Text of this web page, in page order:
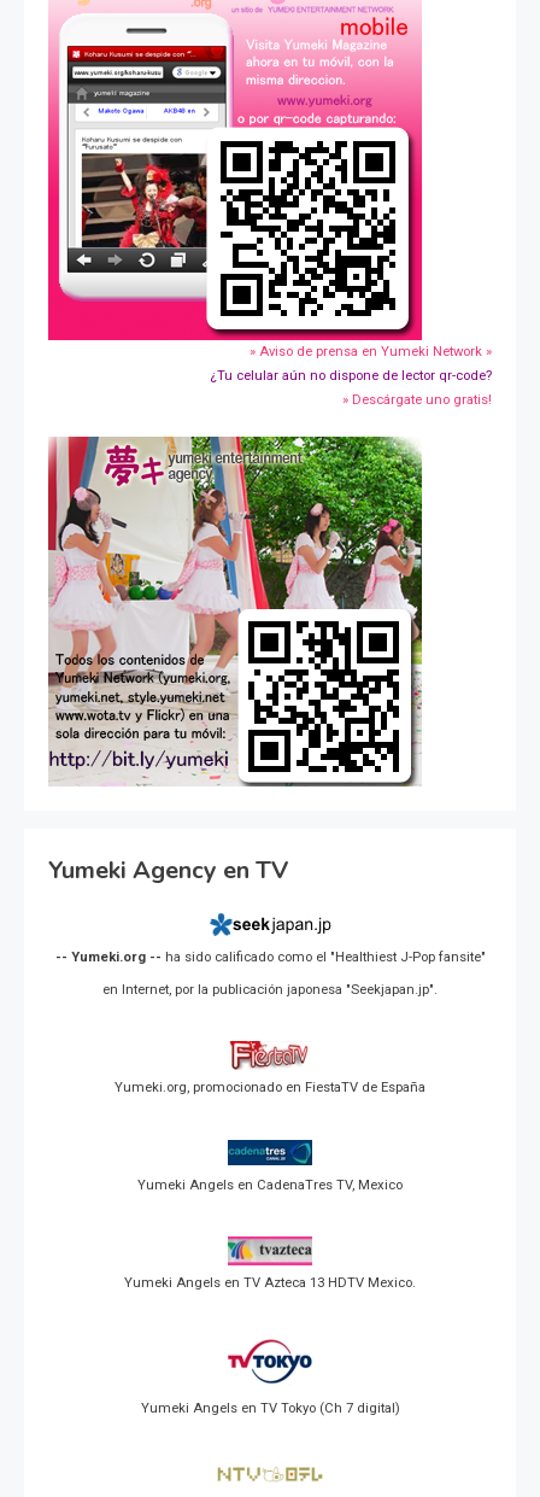
» Aviso de prensa en Yumeki Network »
¿Tu celular aún no dispone de lector qr-code?
» Descárgate uno gratis!
Yumeki Agency en TV
-- Yumeki.org -- ha sido calificado como el "Healthiest J-Pop fansite"
en Internet, por la publicación japonesa "Seekjapan.jp".
Yumeki.org, promocionado en FiestaTV de España
Yumeki Angels en CadenaTres TV, Mexico
Yumeki Angels en TV Azteca 13 HDTV Mexico.
Yumeki Angels en TV Tokyo (Ch 7 digital)